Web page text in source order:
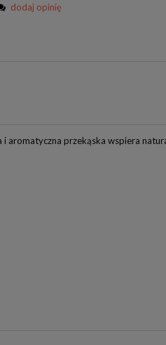
dodaj opinię
i aromatyczna przekąska wspiera